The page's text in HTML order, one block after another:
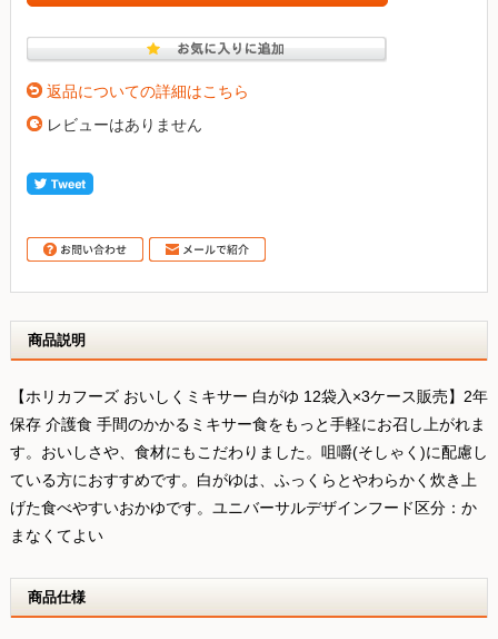
返品についての詳細はこちら
レビューはありません
商品説明
【ホリカフーズ おいしくミキサー 白がゆ 12袋入×3ケース販売】2年
保存 介護食 手間のかかるミキサー食をもっと手軽にお召し上がれま
す。おいしさや、食材にもこだわりました。咀嚼(そしゃく)に配慮し
ている方におすすめです。白がゆは、ふっくらとやわらかく炊き上
げた食べやすいおかゆです。ユニバーサルデザインフード区分：か
まなくてよい
商品仕様